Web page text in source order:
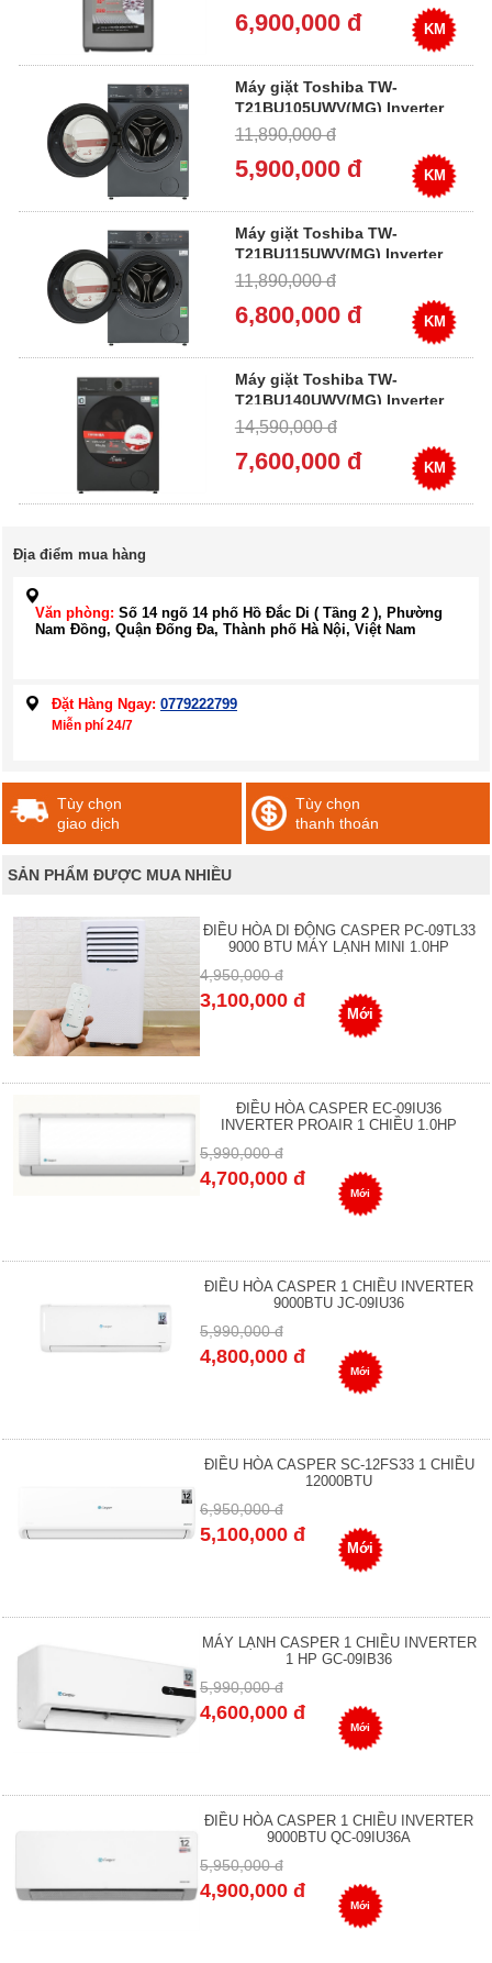
6,900,000 đ KM
Máy giặt Toshiba TW-
T21BU105UWV(MG) Inverter
9.5 kg
11,890,000 đ
5,900,000 đ KM
Máy giặt Toshiba TW-
T21BU115UWV(MG) Inverter
10.5 kg
11,890,000 đ
6,800,000 đ KM
Máy giặt Toshiba TW-
T21BU140UWV(MG) Inverter
13 kg
14,590,000 đ
7,600,000 đ KM
Địa điểm mua hàng
Văn phòng: Số 14 ngõ 14 phố Hồ Đắc Di ( Tầng 2 ), Phường
Nam Đồng, Quận Đống Đa, Thành phố Hà Nội, Việt Nam
Đặt Hàng Ngay: 0779222799
Miễn phí 24/7
Tùy chọn
giao dịch
Tùy chọn
thanh thoán
SẢN PHẨM ĐƯỢC MUA NHIỀU
ĐIỀU HÒA DI ĐỘNG CASPER PC-09TL33
9000 BTU MÁY LẠNH MINI 1.0HP
4,950,000 đ
3,100,000 đ
Mới
ĐIỀU HÒA CASPER EC-09IU36
INVERTER PROAIR 1 CHIỀU 1.0HP
5,990,000 đ
4,700,000 đ
Mới
ĐIỀU HÒA CASPER 1 CHIỀU INVERTER
9000BTU JC-09IU36
5,990,000 đ
4,800,000 đ
Mới
ĐIỀU HÒA CASPER SC-12FS33 1 CHIỀU
12000BTU
6,950,000 đ
5,100,000 đ
Mới
MÁY LẠNH CASPER 1 CHIỀU INVERTER
1 HP GC-09IB36
5,990,000 đ
4,600,000 đ
Mới
ĐIỀU HÒA CASPER 1 CHIỀU INVERTER
9000BTU QC-09IU36A
5,950,000 đ
4,900,000 đ
Mới